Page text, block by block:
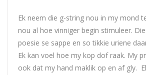
Ek neem die g-string nou in my mond
nou al hoe vinniger begin stimuleer.
poesie se sappe en so tikkie uriene
Ek kan voel hoe my kop dof raak. My
ook dat my hand maklik op en af gly.